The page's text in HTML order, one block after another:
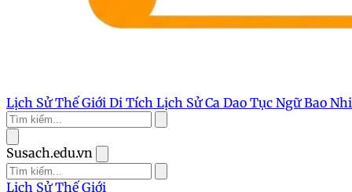
Lịch Sử Thế Giới Di Tích Lịch SửCa Dao Tục NgữBao
Susach.edu.vn
Lịch Sử Thế Giới